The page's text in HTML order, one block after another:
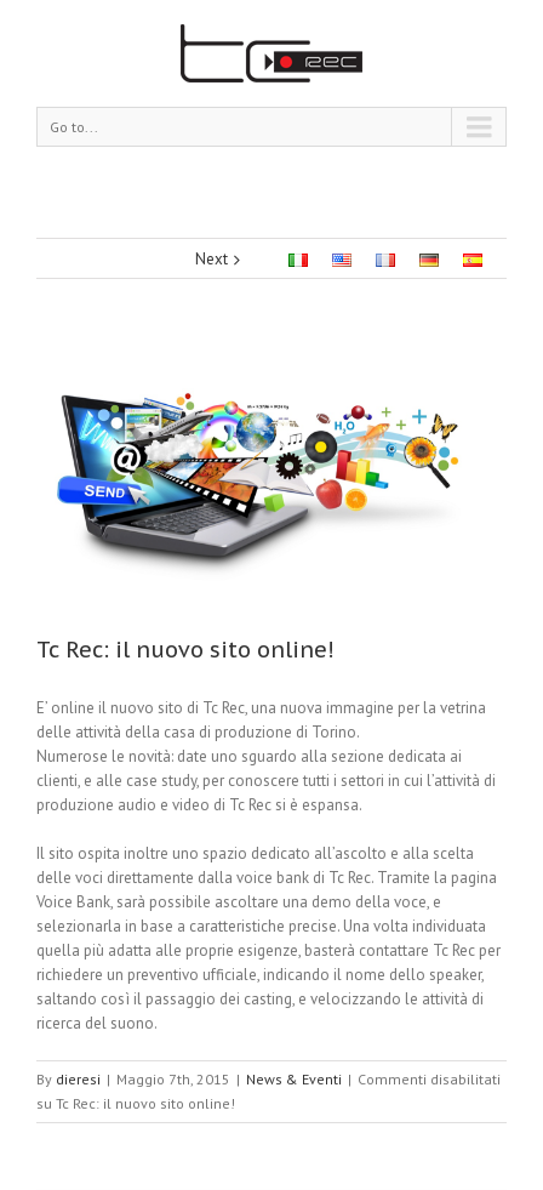
Go to...
Next
Tc Rec: il nuovo sito online!
E’ online il nuovo sito di Tc Rec, una nuova immagine per la vetrina
delle attività della casa di produzione di Torino.
Numerose le novità: date uno sguardo alla sezione dedicata ai
clienti, e alle case study, per conoscere tutti i settori in cui l’attività di
produzione audio e video di Tc Rec si è espansa.
Il sito ospita inoltre uno spazio dedicato all’ascolto e alla scelta
delle voci direttamente dalla voice bank di Tc Rec. Tramite la pagina
Voice Bank, sarà possibile ascoltare una demo della voce, e
selezionarla in base a caratteristiche precise. Una volta individuata
quella più adatta alle proprie esigenze, basterà contattare Tc Rec per
richiedere un preventivo ufficiale, indicando il nome dello speaker,
saltando così il passaggio dei casting, e velocizzando le attività di
ricerca del suono.
By dieresi | Maggio 7th, 2015 | News & Eventi | Commenti disabilitati
su Tc Rec: il nuovo sito online!